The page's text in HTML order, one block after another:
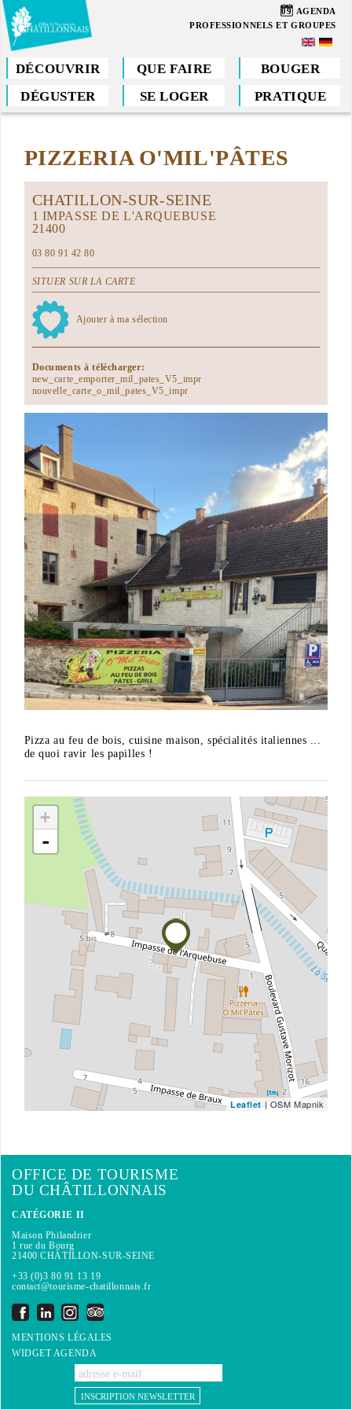
Aller
au
contenu
principal
09 AGENDA
PROFESSIONNELS ET GROUPES
DÉCOUVRIR QUE FAIRE
BOUGER
DÉGUSTER
SE LOGER PRATIQUE
Vous
PIZZERIA O'MIL'PÂTES
CHATILLON-SUR-SEINE
1 IMPASSE DE L'ARQUEBUSE
21400
03 80 91 42 80
SITUER SUR LA CARTE
Ajouter à ma sélection
Documents à télécharger:
new_carte_emporter_mil_pates_V5_impr
nouvelle_carte_o_mil_pates_V5_impr
Pizza au feu de bois, cuisine maison, spécialités italiennes ...
de quoi ravir les papilles !
+
-
Leaflet| OSM Mapnik
OFFICE DE TOURISME
DU CHÂTILLONNAIS
CATÉGORIE II
Maison Philandrier
1 rue du Bourg
21400 CHÂTILLON-SUR-SEINE
+33 (0)3 80 91 13 19
contact@tourisme-chatillonnais.fr
MENTIONS LÉGALES
WIDGET AGENDA
INSCRIPTION NEWSLETTER